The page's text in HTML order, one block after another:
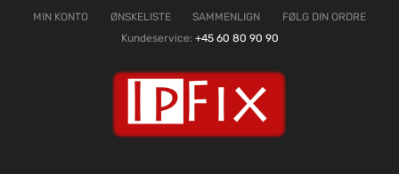
MIN KONTO ØNSKELISTE SAMMENLIGN
FØLG DIN ORDRE
Kundeservice: +45 60 80 90 90